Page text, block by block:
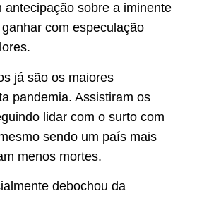
antecipação sobre a iminente
com especulação
já são os maiores
pandemia. Assistiram os
lidar com o surto com
sendo um país mais
menos mortes.
debochou da